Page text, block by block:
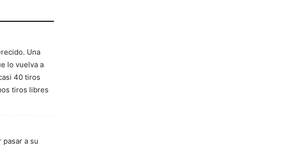
Una
lo vuelva a
40 tiros
tiros libres
a su